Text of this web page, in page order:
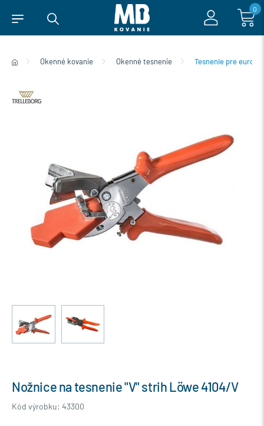
0
Okenné kovanie Okenné tesnenie Tesnenie pre
Nožnice na tesnenie "V" strih Löwe 4104/V
Kód výrobku: 43300